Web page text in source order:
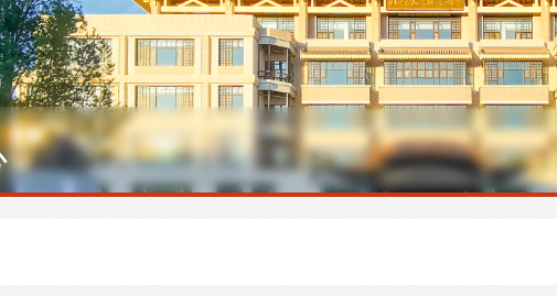
全部资源
全部资源 馆藏目录 论文、书、报告 数据库
多媒体资源 机构知识库 馆际互借 新书通报